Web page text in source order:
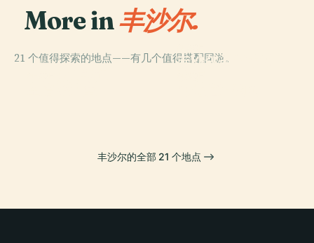
More in丰沙尔.
21 个值得探索的地点——有几个值得搭配同游。
PLACE
丰沙尔圣艺术博
丰沙尔的全部 21 个地点